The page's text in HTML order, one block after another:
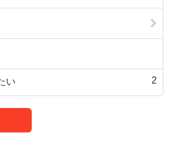
い 2